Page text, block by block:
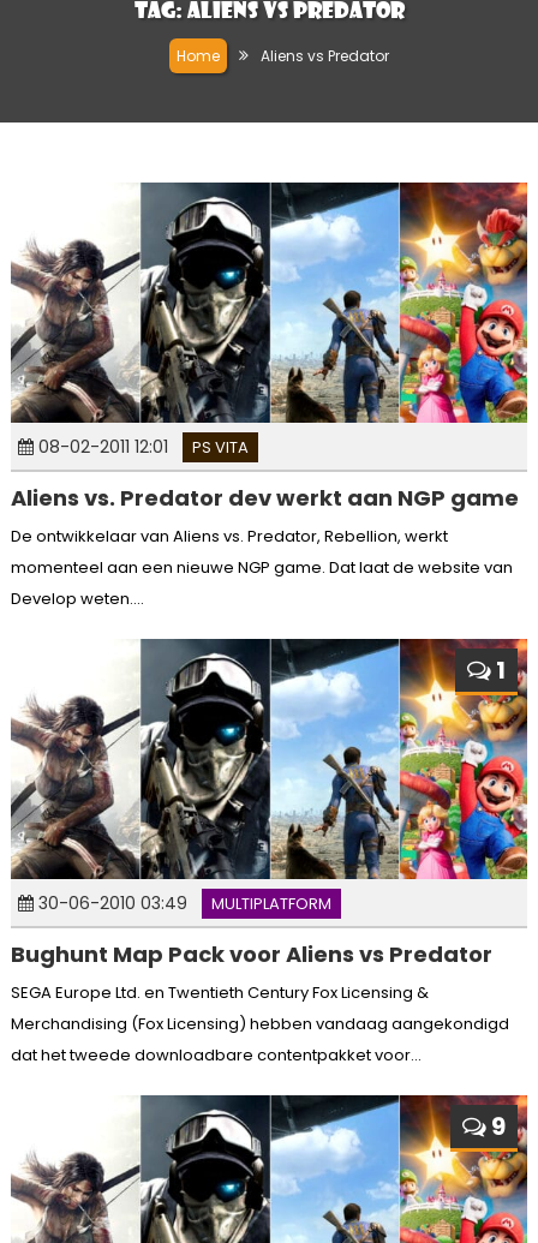
Tag: Aliens vs Predator
Home Aliens vs Predator
08-02-2011 12:01 PS VITA
Aliens vs. Predator dev werkt aan NGP game
De ontwikkelaar van Aliens vs. Predator, Rebellion, werkt
momenteel aan een nieuwe NGP game. Dat laat de website van
Develop weten....
1
30-06-2010 03:49 MULTIPLATFORM
Bughunt Map Pack voor Aliens vs Predator
SEGA Europe Ltd. en Twentieth Century Fox Licensing &
Merchandising (Fox Licensing) hebben vandaag aangekondigd
dat het tweede downloadbare contentpakket voor...
9